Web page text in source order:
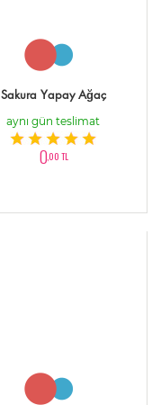
Sakura Yapay Ağaç
aynı gün teslimat
0,00 TL